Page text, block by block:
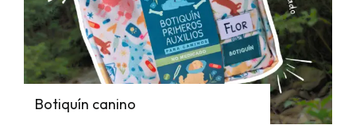
Botiquín canino